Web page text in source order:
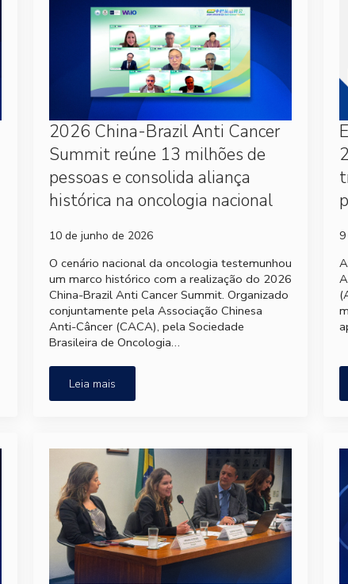
2026 China-Brazil Anti Cancer
Summit reúne 13 milhões de
pessoas e consolida aliança
histórica na oncologia nacional
10 de junho de 2026
O cenário nacional da oncologia testemunhou
um marco histórico com a realização do 2026
China-Brazil Anti Cancer Summit. Organizado
conjuntamente pela Associação Chinesa
Anti-Câncer (CACA), pela Sociedade
Brasileira de Oncologia…
Leia mais